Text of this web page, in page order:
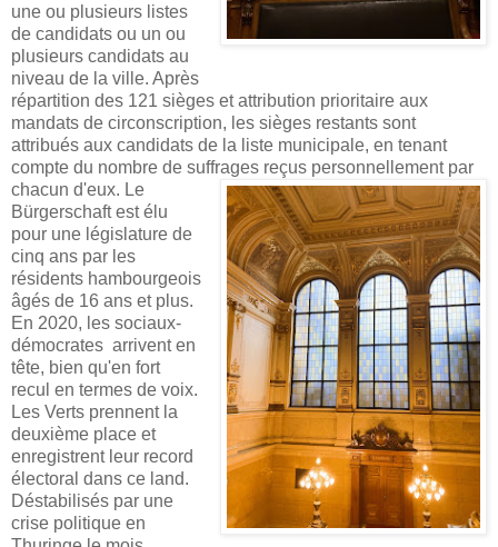
une ou plusieurs listes
de candidats ou un ou
plusieurs candidats au
niveau de la ville. Après
répartition des 121 sièges et attribution prioritaire aux
mandats de circonscription, les sièges restants sont
attribués aux candidats de la liste municipale, en tenant
compte du nombre de suffrages reçus personnellement par
chacun d'eux. Le
Bürgerschaft est élu
pour une législature de
cinq ans par les
résidents hambourgeois
âgés de 16 ans et plus.
En 2020, les sociaux-
démocrates arrivent en
tête, bien qu'en fort
recul en termes de voix.
Les Verts prennent la
deuxième place et
enregistrent leur record
électoral dans ce land.
Déstabilisés par une
crise politique en